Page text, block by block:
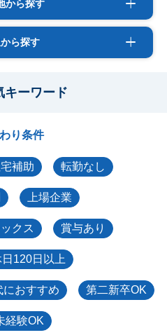
から探す
ら探す
キーワード
り条件
補助 転勤なし
上場企業
クス 賞与あり
120日以上
におすすめ 第二新卒OK
経験OK